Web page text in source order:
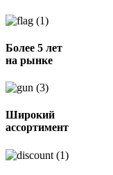
Более 5 лет
на рынке
Широкий
ассортимент